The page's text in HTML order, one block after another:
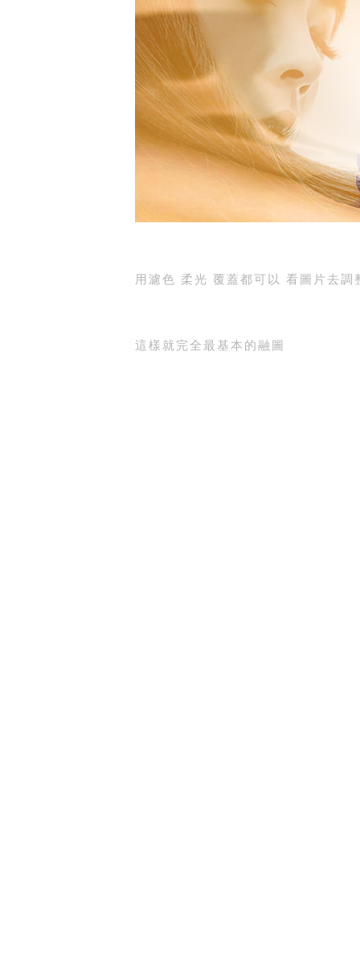
用濾色 柔光 覆蓋都可以 看圖片去調
這樣就完全最基本的融圖